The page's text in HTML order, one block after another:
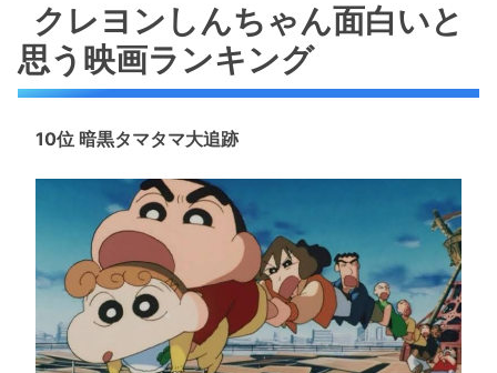
クレヨンしんちゃん面白いと
思う映画ランキング
10位 暗黒タマタマ大追跡